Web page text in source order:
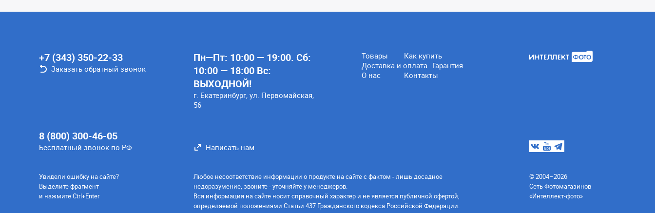
+7 (343) 350-22-33
Заказать обратный звонок
8 (800) 300-46-05
Бесплатный звонок по РФ
Пн—Пт: 10:00 — 19:00. Сб:
10:00 — 18:00 Вс:
ВЫХОДНОЙ!
г. Екатеринбург, ул. Первомайская,
56
Товары
Как купить
Доставка и оплата Гарантия
О нас
Контакты
Написать нам
Увидели ошибку на сайте?
Выделите фрагмент
и нажмите Ctrl+Enter
Любое несоответствие информации о продукте на сайте с фактом - лишь досадное
недоразумение, звоните - уточняйте у менеджеров.
Вся информация на сайте носит справочный характер и не является публичной офертой,
определяемой положениями Статьи 437 Гражданского кодекса Российской Федерации.
© 2004–2026
Сеть Фотомагазинов
«Интеллект-фото»